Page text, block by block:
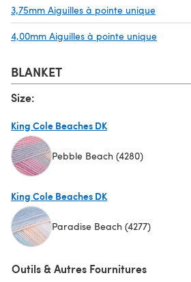
3,75mm Aiguilles à pointe unique
4,00mm Aiguilles à pointe unique
BLANKET
Size:
King Cole Beaches DK
Pebble Beach (4280)
King Cole Beaches DK
Paradise Beach (4277)
Outils & Autres Fournitures